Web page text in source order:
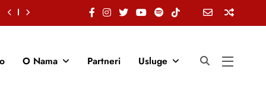
O Nama Partneri Usluge